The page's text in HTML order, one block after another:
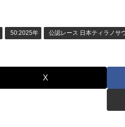
50:2025年 公認レース 日本ティラノサ
X